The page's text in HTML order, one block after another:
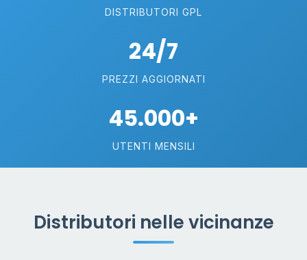
DISTRIBUTORI GPL
24/7
PREZZI AGGIORNATI
45.000+
UTENTI MENSILI
Distributori nelle vicinanze